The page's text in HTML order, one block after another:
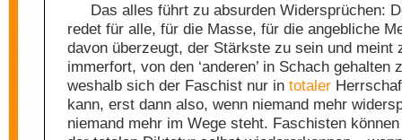
Das alles führt zu absurden Widersprüchen:
redet für alle, für die Masse, für die angebliche
davon überzeugt, der Stärkste zu sein und meint
immerfort, von den ‘anderen’ in Schach gehalten
weshalb sich der Faschist nur in totaler
kann, erst dann also, wenn niemand mehr
niemand mehr im Wege steht. Faschisten